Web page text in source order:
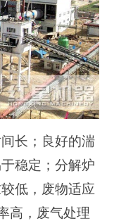
长；良好的湍
稳定；分解炉
低，废物适应
高，废气处理